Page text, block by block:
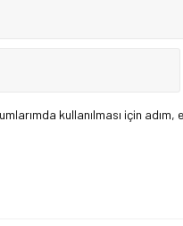
kullanılması için